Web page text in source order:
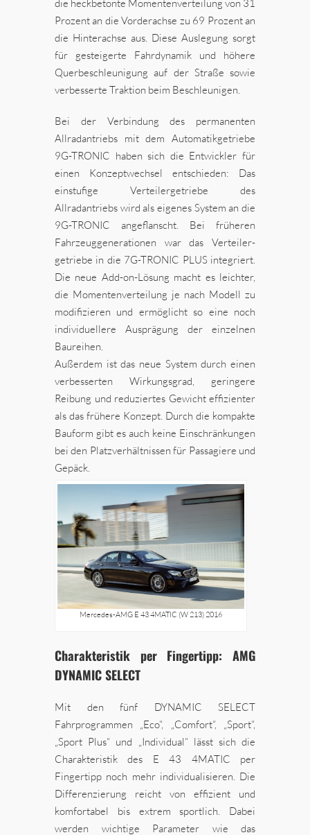
die heckbetonte Momentenverteilung von 31
Prozent an die Vorderachse zu 69 Prozent an
die Hinterachse aus. Diese Auslegung sorgt
für gesteigerte Fahrdynamik und höhere
Querbeschleunigung auf der Straße sowie
verbesserte Traktion beim Beschleunigen.
Bei der Verbindung des permanenten
Allradantriebs mit dem Automatikgetriebe
9G-TRONIC haben sich die Entwickler für
einen Konzeptwechsel entschieden: Das
einstufige Verteilergetriebe des
Allradantriebs wird als eigenes System an die
9G-TRONIC angeflanscht. Bei früheren
Fahrzeuggenerationen war das Verteiler-
getriebe in die 7G-TRONIC PLUS integriert.
Die neue Add-on-Lösung macht es leichter,
die Momentenverteilung je nach Modell zu
modifizieren und ermöglicht so eine noch
individuellere Ausprägung der einzelnen
Baureihen.
Außerdem ist das neue System durch einen
verbesserten Wirkungsgrad, geringere
Reibung und reduziertes Gewicht effizienter
als das frühere Konzept. Durch die kompakte
Bauform gibt es auch keine Einschränkungen
bei den Platzverhältnissen für Passagiere und
Gepäck.
Mercedes-AMG E 43 4MATIC (W 213) 2016
Charakteristik per Fingertipp: AMG
DYNAMIC SELECT
Mit den fünf DYNAMIC SELECT
Fahrprogrammen „Eco“, „Comfort“, „Sport“,
„Sport Plus“ und „Individual“ lässt sich die
Charakteristik des E 43 4MATIC per
Fingertipp noch mehr individualisieren. Die
Differenzierung reicht von effizient und
komfortabel bis extrem sportlich. Dabei
werden wichtige Parameter wie das